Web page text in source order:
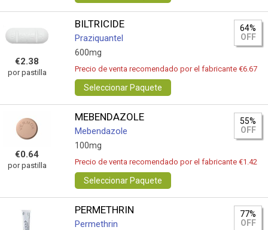
€2.38
por pastilla
BILTRICIDE
Praziquantel
600mg
64%
OFF
Precio de venta recomendado por el fabricante €6.67
Seleccionar Paquete
€0.64
por pastilla
MEBENDAZOLE
Mebendazole
100mg
55%
OFF
Precio de venta recomendado por el fabricante €1.42
Seleccionar Paquete
PERMETHRIN
Permethrin
77%
OFF